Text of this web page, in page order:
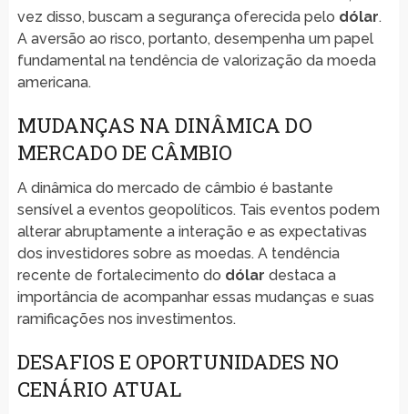
vez disso, buscam a segurança oferecida pelo dólar.
A aversão ao risco, portanto, desempenha um papel
fundamental na tendência de valorização da moeda
americana.
MUDANÇAS NA DINÂMICA DO
MERCADO DE CÂMBIO
A dinâmica do mercado de câmbio é bastante
sensível a eventos geopolíticos. Tais eventos podem
alterar abruptamente a interação e as expectativas
dos investidores sobre as moedas. A tendência
recente de fortalecimento do dólar destaca a
importância de acompanhar essas mudanças e suas
ramificações nos investimentos.
DESAFIOS E OPORTUNIDADES NO
CENÁRIO ATUAL